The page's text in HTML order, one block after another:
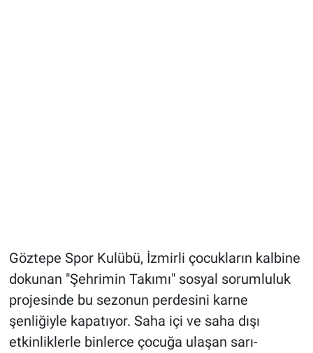
Göztepe Spor Kulübü, İzmirli çocukların kalbine
dokunan "Şehrimin Takımı" sosyal sorumluluk
projesinde bu sezonun perdesini karne
şenliğiyle kapatıyor. Saha içi ve saha dışı
etkinliklerle binlerce çocuğa ulaşan sarı-